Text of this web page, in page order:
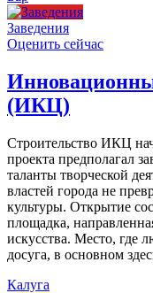
Заведения
Оценить сейчас
(ИКЦ)
Строительство ИКЦ
проекта предполагал
таланты творческой
властей города не
культуры. Открытие
площадка,
искусства. Место, где
досуга, в основном
Калуга